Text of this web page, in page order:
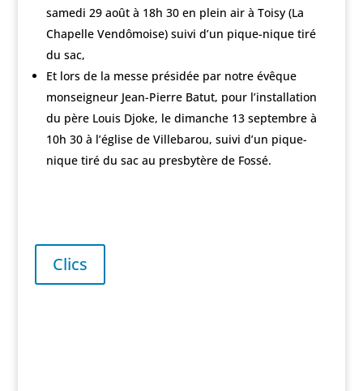
samedi 29 août à 18h 30 en plein air à Toisy (La
Chapelle Vendômoise) suivi d’un pique-nique tiré
du sac,
Et lors de la messe présidée par notre évêque
monseigneur Jean-Pierre Batut, pour l’installation
du père Louis Djoke, le dimanche 13 septembre à
10h 30 à l’église de Villebarou, suivi d’un pique-
nique tiré du sac au presbytère de Fossé.
Clics